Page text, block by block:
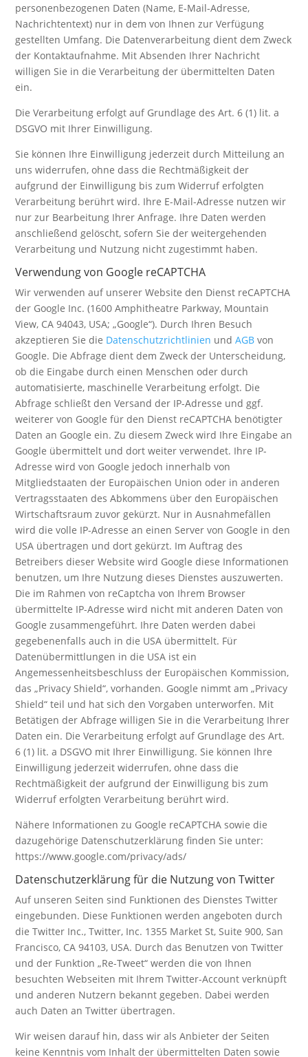
personenbezogenen Daten (Name, E-Mail-Adresse,
Nachrichtentext) nur in dem von Ihnen zur Verfügung
gestellten Umfang. Die Datenverarbeitung dient dem Zweck
der Kontaktaufnahme. Mit Absenden Ihrer Nachricht
willigen Sie in die Verarbeitung der übermittelten Daten
ein.
Die Verarbeitung erfolgt auf Grundlage des Art. 6 (1) lit. a
DSGVO mit Ihrer Einwilligung.
Sie können Ihre Einwilligung jederzeit durch Mitteilung an
uns widerrufen, ohne dass die Rechtmäßigkeit der
aufgrund der Einwilligung bis zum Widerruf erfolgten
Verarbeitung berührt wird. Ihre E-Mail-Adresse nutzen wir
nur zur Bearbeitung Ihrer Anfrage. Ihre Daten werden
anschließend gelöscht, sofern Sie der weitergehenden
Verarbeitung und Nutzung nicht zugestimmt haben.
Verwendung von Google reCAPTCHA
Wir verwenden auf unserer Website den Dienst reCAPTCHA
der Google Inc. (1600 Amphitheatre Parkway, Mountain
View, CA 94043, USA; „Google“). Durch Ihren Besuch
akzeptieren Sie die Datenschutzrichtlinien und AGB von
Google. Die Abfrage dient dem Zweck der Unterscheidung,
ob die Eingabe durch einen Menschen oder durch
automatisierte, maschinelle Verarbeitung erfolgt. Die
Abfrage schließt den Versand der IP-Adresse und ggf.
weiterer von Google für den Dienst reCAPTCHA benötigter
Daten an Google ein. Zu diesem Zweck wird Ihre Eingabe an
Google übermittelt und dort weiter verwendet. Ihre IP-
Adresse wird von Google jedoch innerhalb von
Mitgliedstaaten der Europäischen Union oder in anderen
Vertragsstaaten des Abkommens über den Europäischen
Wirtschaftsraum zuvor gekürzt. Nur in Ausnahmefällen
wird die volle IP-Adresse an einen Server von Google in den
USA übertragen und dort gekürzt. Im Auftrag des
Betreibers dieser Website wird Google diese Informationen
benutzen, um Ihre Nutzung dieses Dienstes auszuwerten.
Die im Rahmen von reCaptcha von Ihrem Browser
übermittelte IP-Adresse wird nicht mit anderen Daten von
Google zusammengeführt. Ihre Daten werden dabei
gegebenenfalls auch in die USA übermittelt. Für
Datenübermittlungen in die USA ist ein
Angemessenheitsbeschluss der Europäischen Kommission,
das „Privacy Shield“, vorhanden. Google nimmt am „Privacy
Shield“ teil und hat sich den Vorgaben unterworfen. Mit
Betätigen der Abfrage willigen Sie in die Verarbeitung Ihrer
Daten ein. Die Verarbeitung erfolgt auf Grundlage des Art.
6 (1) lit. a DSGVO mit Ihrer Einwilligung. Sie können Ihre
Einwilligung jederzeit widerrufen, ohne dass die
Rechtmäßigkeit der aufgrund der Einwilligung bis zum
Widerruf erfolgten Verarbeitung berührt wird.
Nähere Informationen zu Google reCAPTCHA sowie die
dazugehörige Datenschutzerklärung finden Sie unter:
https://www.google.com/privacy/ads/
Datenschutzerklärung für die Nutzung von Twitter
Auf unseren Seiten sind Funktionen des Dienstes Twitter
eingebunden. Diese Funktionen werden angeboten durch
die Twitter Inc., Twitter, Inc. 1355 Market St, Suite 900, San
Francisco, CA 94103, USA. Durch das Benutzen von Twitter
und der Funktion „Re-Tweet“ werden die von Ihnen
besuchten Webseiten mit Ihrem Twitter-Account verknüpft
und anderen Nutzern bekannt gegeben. Dabei werden
auch Daten an Twitter übertragen.
Wir weisen darauf hin, dass wir als Anbieter der Seiten
keine Kenntnis vom Inhalt der übermittelten Daten sowie